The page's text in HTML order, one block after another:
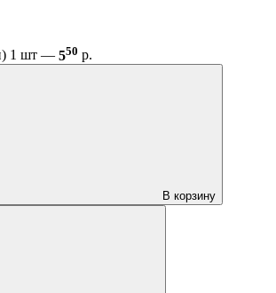
1 шт — 550 р.
В корзину